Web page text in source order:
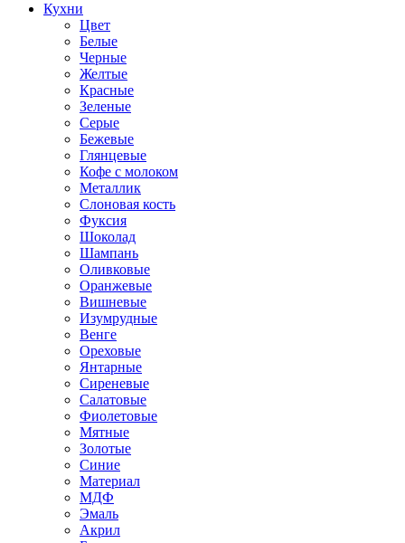
Кухни
Цвет
Белые
Черные
Желтые
Красные
Зеленые
Серые
Бежевые
Глянцевые
Кофе с молоком
Металлик
Слоновая кость
Фуксия
Шоколад
Шампань
Оливковые
Оранжевые
Вишневые
Изумрудные
Венге
Ореховые
Янтарные
Сиреневые
Салатовые
Фиолетовые
Мятные
Золотые
Синие
Материал
МДФ
Эмаль
Акрил